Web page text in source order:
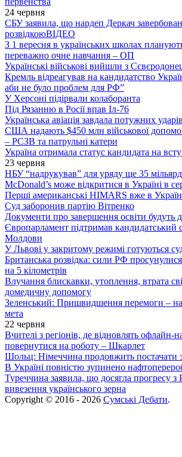
24 червня
СБУ заявила, що нардеп Деркач
розвідкоюВІДЕО
З 1 вересня в українських школах
переважно очне навчання – ОП
Українські військові вийшли з
Кремль відреагував на кандидатство
аби не було проблем для РФ”
У Херсоні підірвали колаборанта
Під Рязанню в Росії впав Іл-76
Українська авіація завдала потужних
США надають $450 млн військової
– РСЗВ та патрульні катери
Україна отримала статус кандидата на
23 червня
НБУ “надрукував” для уряду ще 35
McDonald’s може відкритися в Україні в
Перші американські HIMARS вже в
Суд заборонив партію Вітренко
Документи про завершення освіти будуть
Європарламент підтримав кандидатський
Молдови
У Львові у закритому режимі готуються
Британська розвідка: сили РФ
на 5 кілометрів
Влучання блискавки, утоплення, втрата
домедичну допомогу
Зеленський: Пришвидшення перемоги –
мета
22 червня
Вчителі з регіонів, де відновлять офлайн-
повернутися на роботу – Шкарлет
Шольц: Німеччина продовжить постачати
В Україні повністю зупинено
Туреччина заявила, що досягла прогресу з
вивезення українського зерна
Copyright © 2016 - 2026 Сумські Дебати.